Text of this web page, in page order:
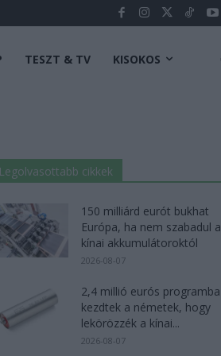
TESZT & TV KISOKOS
Legolvasottabb cikkek
150 milliárd eurót bukhat
Európa, ha nem szabadul a
kínai akkumulátoroktól
2026-08-07
2,4 millió eurós programba
kezdtek a németek, hogy
lekörözzék a kínai...
2026-08-07